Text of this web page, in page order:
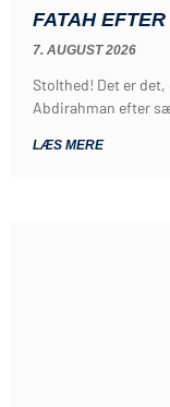
FATAH
7. AUGUST 2026
Stolthed! Det er
Abdirahman efter
LÆS MERE